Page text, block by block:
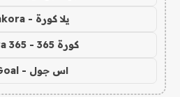
يلا كورة - yallakora
كورة 365 - kooora 365
اس جول - AS Goal